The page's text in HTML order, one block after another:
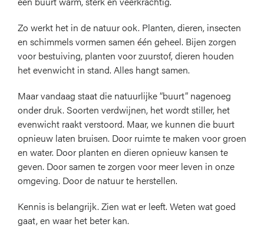
Zo werkt het in de natuur ook. Planten, dieren, insecten
en schimmels vormen samen één geheel. Bijen zorgen
voor bestuiving, planten voor zuurstof, dieren houden
het evenwicht in stand. Alles hangt samen.
Maar vandaag staat die natuurlijke “buurt” nagenoeg
onder druk. Soorten verdwijnen, het wordt stiller, het
evenwicht raakt verstoord. Maar, we kunnen die buurt
opnieuw laten bruisen. Door ruimte te maken voor groen
en water. Door planten en dieren opnieuw kansen te
geven. Door samen te zorgen voor meer leven in onze
omgeving. Door de natuur te herstellen.
Kennis is belangrijk. Zien wat er leeft. Weten wat goed
gaat, en waar het beter kan.